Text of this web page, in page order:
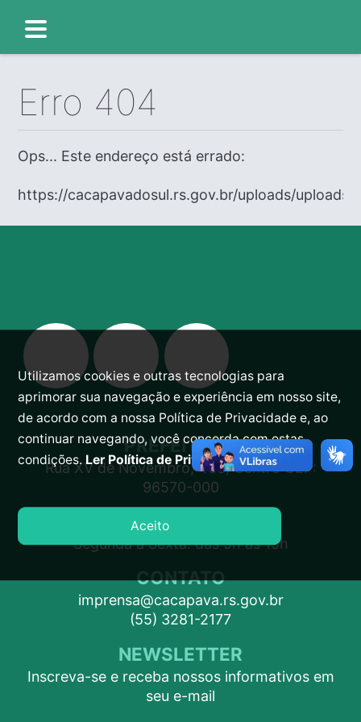
Erro 404
Ops... Este endereço está errado:
https://cacapavadosul.rs.gov.br/uploads/uploads/
PREFEITURA
Rua XV de Novembro, 438, Centro CEP:
96570-000
ATENDIMENTO
Segunda a Sexta: das 9h às 15h
CONTATO
imprensa@cacapava.rs.gov.br
(55) 3281-2177
NEWSLETTER
Inscreva-se e receba nossos informativos em
seu e-mail
Utilizamos cookies e outras tecnologias para
aprimorar sua navegação e experiência em nosso site,
de acordo com a nossa Política de Privacidade e, ao
continuar navegando, você concorda com estas
condições.Ler Política de Privacidade.
Aceito